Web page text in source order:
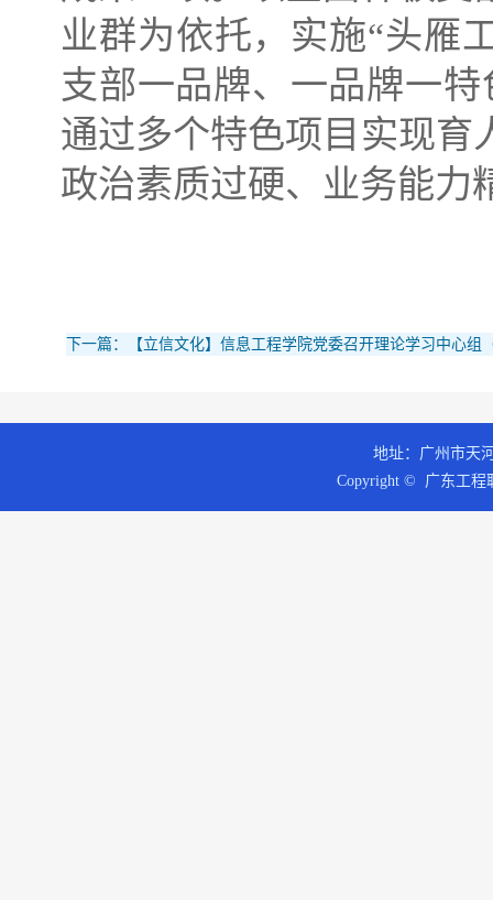
业群为依托，实施“头雁
支部一品牌、一品牌一
通过多个特色项目实现育
政治素质过硬、业务能力
下一篇：【立信文化】信息工程学院党委召开理论学习中心组
地址：广州市天
Copyright © 广东工程